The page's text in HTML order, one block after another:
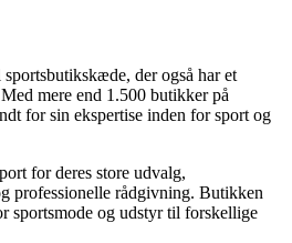
der også har et
mere end 1.500 butikker på
for sin ekspertise inden for sport og
for deres store udvalg,
professionelle rådgivning. Butikken
sportsmode og udstyr til forskellige